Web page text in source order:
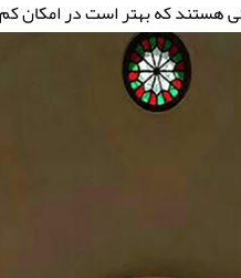
که بهتر است در امکان کم